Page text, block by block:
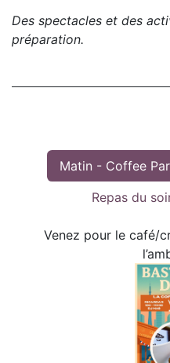
Des spectacles et des
préparation.
Matin - Coffee
Repas du
Venez pour le café/